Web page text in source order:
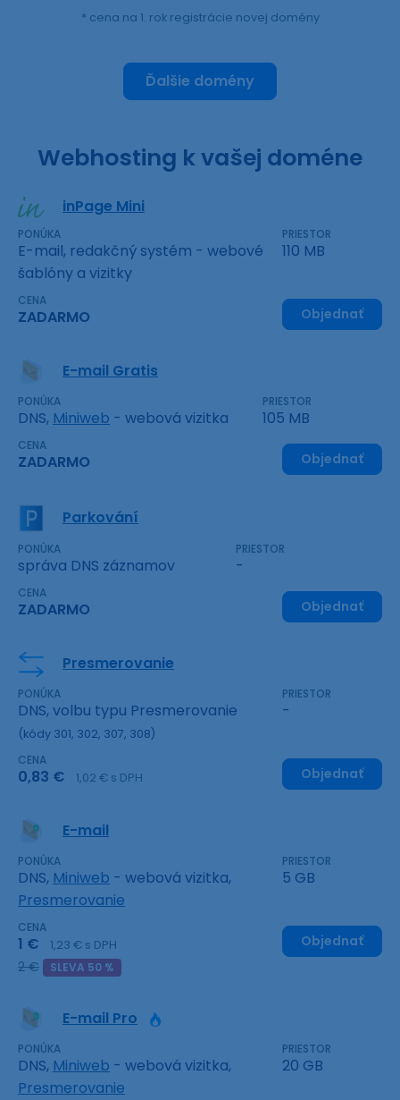
* cena na 1. rok registrácie novej domény
Ďalšie domény
Webhosting k vašej doméne
inPage Mini
PONÚKA
E-mail, redakčný systém - webové
šablóny a vizitky
PRIESTOR
110 MB
CENA
ZADARMO Objednať
E-mail Gratis
PONÚKA
DNS, Miniweb - webová vizitka
PRIESTOR
105 MB
CENA
ZADARMO Objednať
Parkování
PONÚKA
správa DNS záznamov
PRIESTOR
-
CENA
ZADARMO Objednať
Presmerovanie
PONÚKA
DNS, volbu typu Presmerovanie
(kódy 301, 302, 307, 308)
PRIESTOR
-
CENA
0,83 € 1,02 € s DPH Objednať
E-mail
PONÚKA
DNS, Miniweb - webová vizitka,
Presmerovanie
PRIESTOR
5 GB
CENA
1 € 1,23 € s DPH
2 € SLEVA 50 %
Objednať
E-mail Pro
PONÚKA
DNS, Miniweb - webová vizitka,
Presmerovanie
PRIESTOR
20 GB